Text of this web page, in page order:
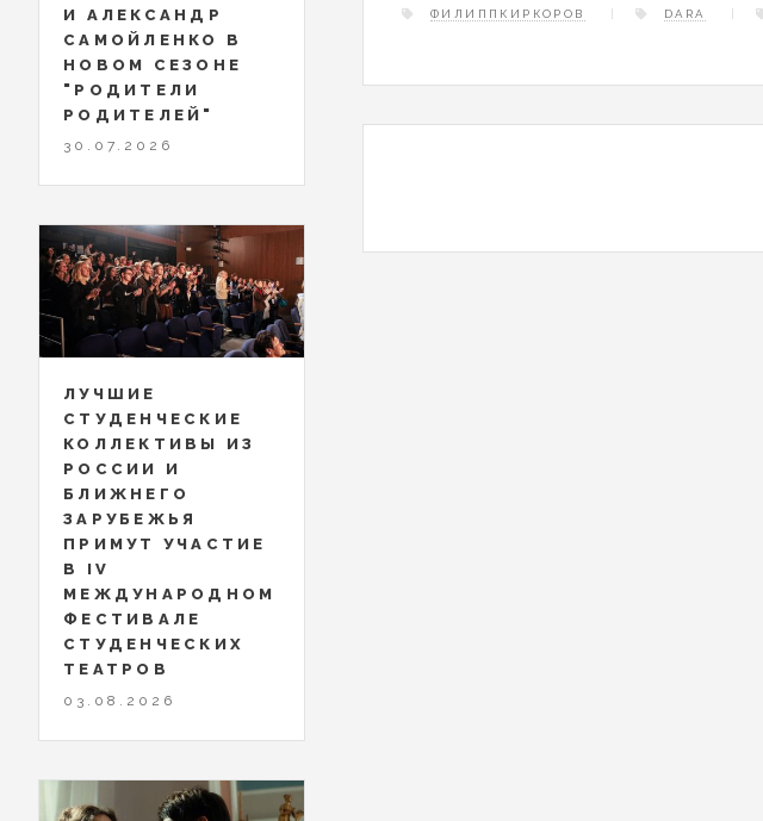
ФИЛИППКИРКОРОВ DARA
И АЛЕКСАНДР
САМОЙЛЕНКО В
НОВОМ СЕЗОНЕ
"РОДИТЕЛИ
РОДИТЕЛЕЙ"
30.07.2026
ЛУЧШИЕ
СТУДЕНЧЕСКИЕ
КОЛЛЕКТИВЫ ИЗ
РОССИИ И
БЛИЖНЕГО
ЗАРУБЕЖЬЯ
ПРИМУТ УЧАСТИЕ
В IV
МЕЖДУНАРОДНОМ
ФЕСТИВАЛЕ
СТУДЕНЧЕСКИХ
ТЕАТРОВ
03.08.2026